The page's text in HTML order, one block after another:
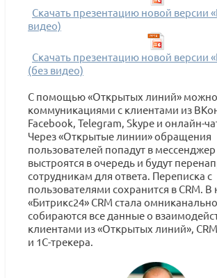
Скачать презентацию новой версии
видео)
Скачать презентацию новой версии
(без видео)
С помощью «Открытых линий» можно
коммуникациями с клиентами из
Facebook, Telegram, Skype и онлайн-
Через «Открытые линии» обращения
пользователей попадут в мессенджер
выстроятся в очередь и будут
сотрудникам для ответа. Переписка с
пользователями сохранится в CRM. В
«Битрикс24» СRM стала
собираются все данные о
клиентами из «Открытых линий»,
и 1С-трекера.